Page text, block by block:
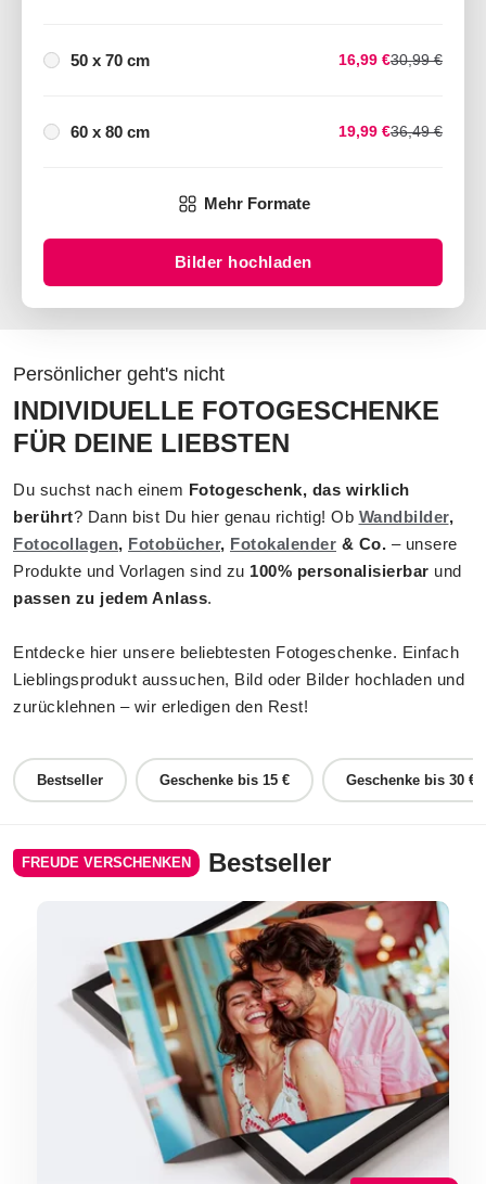
50 x 70 cm 16,99 €30,99 €
60 x 80 cm 19,99 €36,49 €
Mehr Formate
Bilder hochladen
Persönlicher geht's nicht
INDIVIDUELLE FOTOGESCHENKE
FÜR DEINE LIEBSTEN
Du suchst nach einem Fotogeschenk, das wirklich
berührt? Dann bist Du hier genau richtig! Ob Wandbilder,
Fotocollagen, Fotobücher, Fotokalender & Co. – unsere
Produkte und Vorlagen sind zu 100% personalisierbar und
passen zu jedem Anlass.
Entdecke hier unsere beliebtesten Fotogeschenke. Einfach
Lieblingsprodukt aussuchen, Bild oder Bilder hochladen und
zurücklehnen – wir erledigen den Rest!
Bestseller Geschenke bis 15 € Geschenke bis 30 €
FREUDE VERSCHENKEN Bestseller